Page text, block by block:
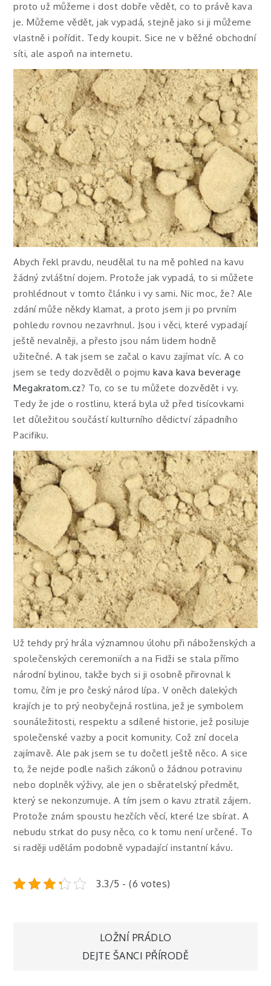
proto už můžeme i dost dobře vědět, co to právě kava
je. Můžeme vědět, jak vypadá, stejně jako si ji můžeme
vlastně i pořídit. Tedy koupit. Sice ne v běžné obchodní
síti, ale aspoň na internetu.
Abych řekl pravdu, neudělal tu na mě pohled na kavu
žádný zvláštní dojem. Protože jak vypadá, to si můžete
prohlédnout v tomto článku i vy sami. Nic moc, že? Ale
zdání může někdy klamat, a proto jsem ji po prvním
pohledu rovnou nezavrhnul. Jsou i věci, které vypadají
ještě nevalněji, a přesto jsou nám lidem hodně
užitečné. A tak jsem se začal o kavu zajímat víc. A co
jsem se tedy dozvěděl o pojmukava kava beverage
Megakratom.cz? To, co se tu můžete dozvědět i vy.
Tedy že jde o rostlinu, která byla už před tisícovkami
let důležitou součástí kulturního dědictví západního
Pacifiku.
Už tehdy prý hrála významnou úlohu při náboženských a
společenských ceremoniích a na Fidži se stala přímo
národní bylinou, takže bych si ji osobně přirovnal k
tomu, čím je pro český národ lípa. V oněch dalekých
krajích je to prý neobyčejná rostlina, jež je symbolem
sounáležitosti, respektu a sdílené historie, jež posiluje
společenské vazby a pocit komunity. Což zní docela
zajímavě.Ale pak jsem se tu dočetl ještě něco. A sice
to, že nejde podle našich zákonů o žádnou potravinu
nebo doplněk výživy, ale jen o sběratelský předmět,
který se nekonzumuje. A tím jsem o kavu ztratil zájem.
Protože znám spoustu hezčích věcí, které lze sbírat. A
nebudu strkat do pusy něco, co k tomu není určené. To
si raději udělám podobně vypadající instantní kávu.
3.3/5 - (6 votes)
NavigaceLOŽNÍ PRÁDLO
DEJTE ŠANCI PŘÍRODĚ